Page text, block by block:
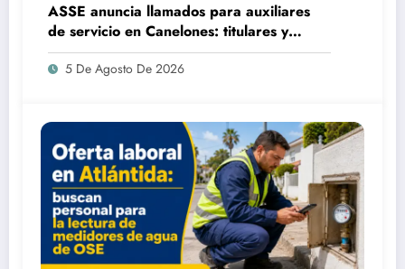
ASSE anuncia llamados para auxiliares
de servicio en Canelones: titulares y
suplentes
5 De Agosto De 2026